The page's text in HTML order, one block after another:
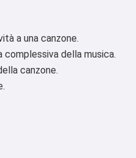
a una canzone.
della musica.
canzone.